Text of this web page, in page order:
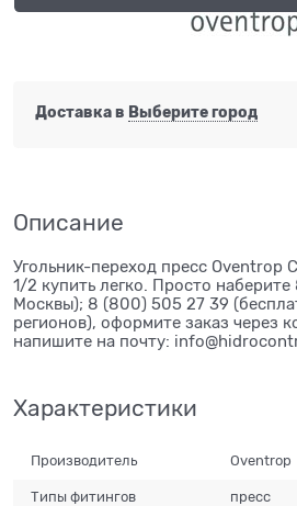
Доставка в Выберите город
Описание
Угольник-переход пресс Oventrop
1/2 купить легко. Просто
Москвы); 8 (800) 505 27 39
регионов), оформите заказ через
напишите на почту:
Характеристики
Производитель Oventrop
Типы фитингов пресс